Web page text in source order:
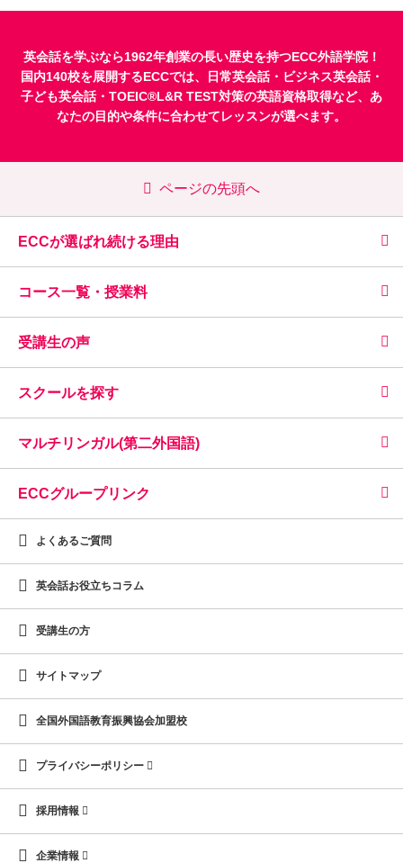
英会話を学ぶなら1962年創業の長い歴史を持つECC外語学院！
国内140校を展開するECCでは、
日常英会話・ ビジネス英会話・
子ども英会話・ TOEIC®L&R TEST対策の英語資格取得など、あ
なたの目的や条件に合わせてレッスンが選べます。
ページの先頭へ
ECCが選ばれ続ける理由
コース一覧・授業料
受講生の声
スクールを探す
マルチリンガル(第二外国語)
ECCグループリンク
よくあるご質問
英会話お役立ちコラム
受講生の方
サイトマップ
全国外国語教育振興協会加盟校
プライバシーポリシー
採用情報
企業情報